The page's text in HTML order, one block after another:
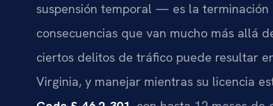
suspensión temporal — es la
consecuencias que van mucho más allá
ciertos delitos de tráfico puede resultar
Virginia, y manejar mientras su licencia